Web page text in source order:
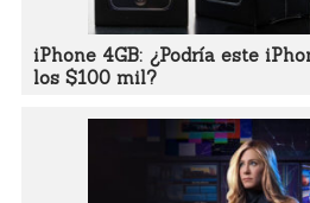
iPhone 4GB: ¿Podría este
los $100 mil?